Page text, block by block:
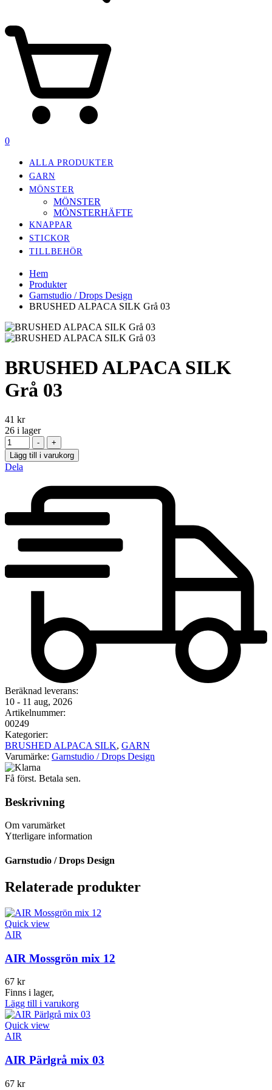
0
ALLA PRODUKTER
GARN
MÖNSTER
MÖNSTER
MÖNSTERHÄFTE
KNAPPAR
STICKOR
TILLBEHÖR
Hem
Produkter
Garnstudio / Drops Design
BRUSHED ALPACA SILK Grå 03
BRUSHED ALPACA SILK
Grå 03
41 kr
26 i lager
-
+
Lägg till i varukorg
Dela
Beräknad leverans:
10 - 11 aug, 2026
Artikelnummer:
00249
Kategorier:
BRUSHED ALPACA SILK, GARN
Varumärke: Garnstudio / Drops Design
Få först. Betala sen.
Beskrivning
Om varumärket
Ytterligare information
Garnstudio / Drops Design
Relaterade produkter
Quick view
AIR
AIR Mossgrön mix 12
67 kr
Finns i lager,
Lägg till i varukorg
Quick view
AIR
AIR Pärlgrå mix 03
67 kr